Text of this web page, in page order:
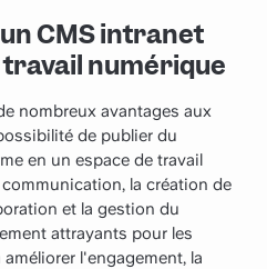
CMS intranet
numérique
nombreux avantages aux
de publier du
en un espace de travail
la création de
et la gestion du
attrayants pour les
l'engagement, la